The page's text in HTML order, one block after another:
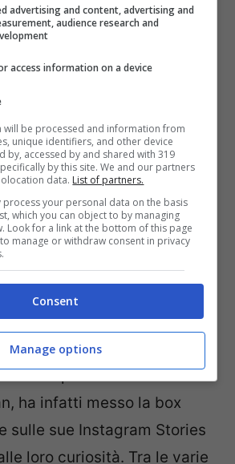
Pellegrini (Screenshot da
Federica Pellegrini
di tempo ai suoi affezionati
ha infatti messo la box
sulle sue Instagram Stories
loro curiosità. Tra le varie
advertising and content, advertising and
audience research and
access information on a device
will be processed and information from
unique identifiers, and other device
by, accessed by and shared with 319
by this site. We and our partners
data. List of partners.
process your personal data on the basis
which you can object to by managing
Look for a link at the bottom of this page
manage or withdraw consent in privacy
Consent
Manage options